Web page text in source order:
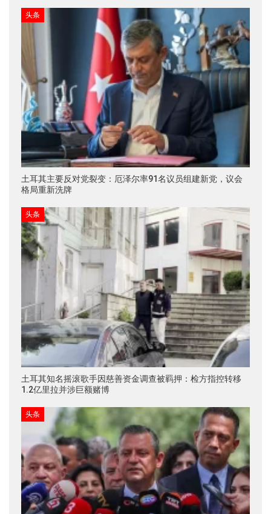
头条
土耳其主要反对党裂变：厄泽尔率91名议员组建新党，议会
格局重新洗牌
头条
土耳其知名摇滚歌手因慈善资金调查被羁押：检方指控转移
1.2亿里拉并涉巨额赌博
头条